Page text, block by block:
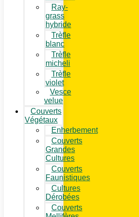
Ray-
grass
hybride
Trèfle
blanc
Trèfle
micheli
Trèfle
violet
Vesce
velue
Couverts
Végétaux
Enherbement
Couverts
Grandes
Cultures
Couverts
Faunistiques
Cultures
Dérobées
Couverts